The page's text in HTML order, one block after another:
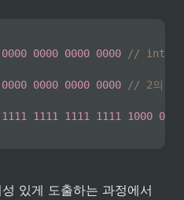
0000 0000 0000 0000 // int
0000 0000 0000 0000 // 2의 보
1111 1111 1111 1111 1000 0000
있게 도출하는 과정에서